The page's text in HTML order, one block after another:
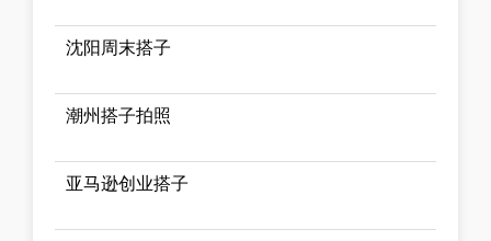
沈阳周末搭子
潮州搭子拍照
亚马逊创业搭子